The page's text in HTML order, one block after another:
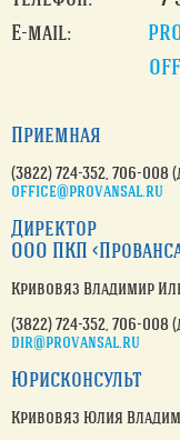
Е-mail:
Приемная
(3822) 724-352, 706-008
office@provansal.ru
Директор
ООО ПКП
Кривовяз Владимир
(3822) 724-352, 706-008
dir@provansal.ru
Юрисконсульт
Кривовяз Юлия